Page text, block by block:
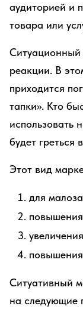
аудиторией и
товара или
Ситуационный
реакции. В
приходится
тапки». Кто
использовать
будет греться
Этот вид
для
Ситуативный
на следующие